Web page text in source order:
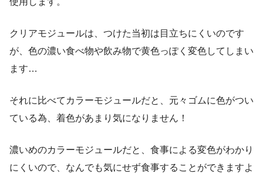
クリアモジュールは、つけた当初は目立ちにくいのです
が、色の濃い食べ物や飲み物で黄色っぽく変色してしまい
ます…
それに比べてカラーモジュールだと、元々ゴムに色がつい
ている為、着色があまり気になりません！
濃いめのカラーモジュールだと、食事による変色がわかり
にくいので、なんでも気にせず食事することができますよ